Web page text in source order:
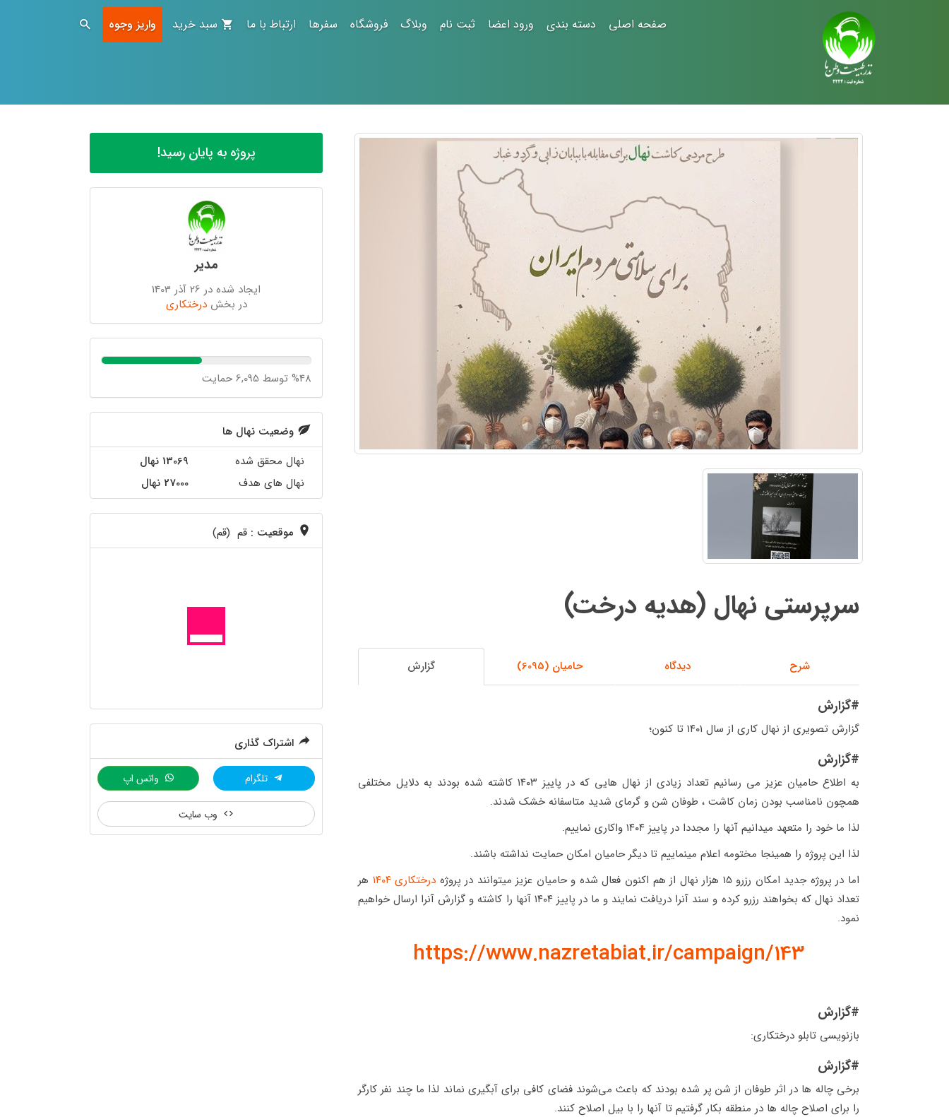
صفحه اصلی دسته بندی ورود اعضا ثبت نام وبلاگ فروشگاه سفرها ارتباط با ما سبد خرید واریز وجوه
سرپرستی نهال (‌هدیه درخت)
شرح دیدگاه حامیان (6095) گزارش
#گزارش
گزارش تصویری از نهال کاری از سال ١۴٠١ تا کنون؛
#گزارش
به اطلاع حامیان عزیز می رسانیم تعداد زیادی از نهال هایی که در پاییز ۱۴۰۳ کاشته شده بودند به دلایل مختلفی
همچون نامناسب بودن زمان کاشت ، طوفان شن و گرمای شدید متاسفانه خشک شدند.
لذا ما خود را متعهد میدانیم آنها را مجددا در پاییز ۱۴۰۴ واکاری نماییم.
لذا این پروژه را همینجا مختومه اعلام مینماییم تا دیگر حامیان امکان حمایت نداشته باشند.
اما در پروژه جدید امکان رزرو ۱۵ هزار نهال از هم اکنون فعال شده و حامیان عزیز میتوانند در پروژه
درختکاری ۱۴۰۴
هر
تعداد نهال که بخواهند رزرو کرده و سند آنرا دریافت نمایند و ما در پاییز ۱۴۰۴ آنها را کاشته و گزارش آنرا ارسال خواهیم
نمود.
https://www.nazretabiat.ir/campaign/143
#گزارش
بازنویسی تابلو درختکاری:
#گزارش
برخی چاله ها در اثر طوفان از شن پر شده بودند که باعث می‌شوند فضای کافی برای آبگیری نماند لذا ما چند نفر کارگر
را برای اصلاح چاله ها در منطقه بکار گرفتیم تا آنها را با بیل اصلاح کنند.
پروژه به پایان رسید!
مدیر
ایجاد شده در 26 آذر 1403
در بخشدرختکاری
%48 توسط 6,095 حمایت
وضعیت نهال ها
نهال محقق شده
13069 نهال
نهال های هدف
27000 نهال
موقعیت : قم (قم)
اشتراک گذاری
تلگرام واتس اپ
وب سایت